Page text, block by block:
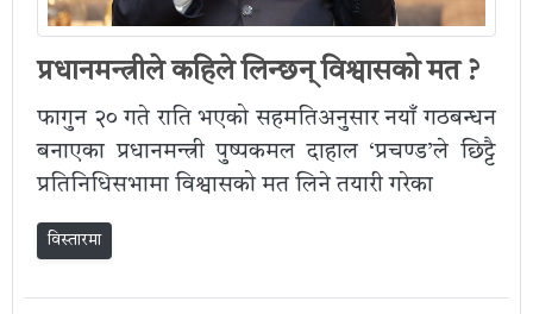
प्रधानमन्त्रीले कहिले लिन्छन् विश्वासको मत ?
फागुन २० गते राति भएको सहमतिअनुसार नयाँ गठबन्धन
बनाएका प्रधानमन्त्री पुष्पकमल दाहाल ‘प्रचण्ड’ले छिट्टै
प्रतिनिधिसभामा विश्वासको मत लिने तयारी गरेका
विस्तारमा